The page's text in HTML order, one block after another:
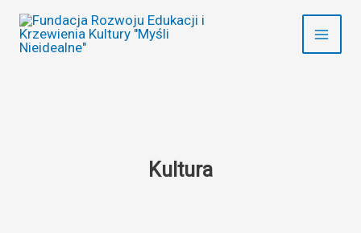
Przejdź
treści
Kultura